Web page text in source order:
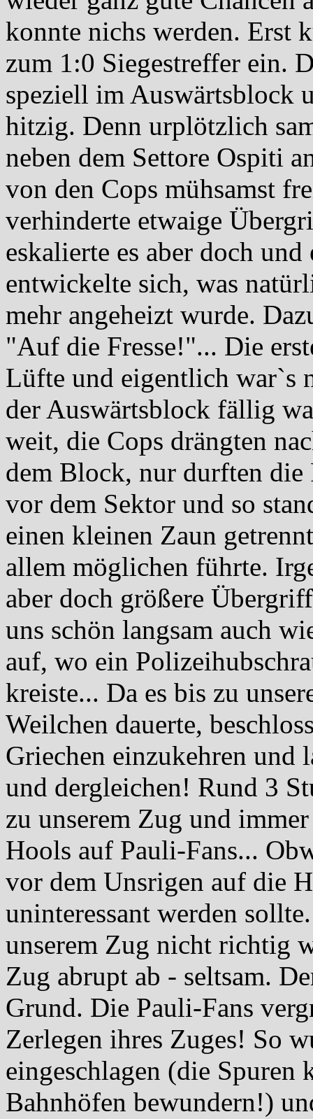
konnte nichs werden. Erst
zum 1:0 Siegestreffer ein.
speziell im Auswärtsblock
hitzig. Denn urplötzlich
neben dem Settore Ospiti
von den Cops mühsamst
verhinderte etwaige
eskalierte es aber doch
entwickelte sich, was
mehr angeheizt wurde.
"Auf die Fresse!"... Die
Lüfte und eigentlich war`s
der Auswärtsblock fällig
weit, die Cops drängten
dem Block, nur durften die
vor dem Sektor und so
einen kleinen Zaun
allem möglichen führte.
aber doch größere
uns schön langsam auch
auf, wo ein
kreiste... Da es bis zu
Weilchen dauerte,
Griechen einzukehren und
und dergleichen! Rund 3
zu unserem Zug und
Hools auf Pauli-Fans...
vor dem Unsrigen auf die
uninteressant werden
unserem Zug nicht richtig
Zug abrupt ab - seltsam.
Grund. Die Pauli-Fans
Zerlegen ihres Zuges! So
eingeschlagen (die
Bahnhöfen bewundern!)